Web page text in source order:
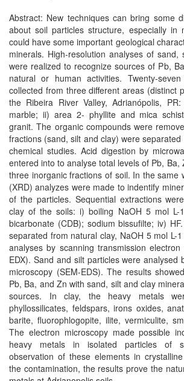
Abstract: New techniques can bring some
about soil particles structure, especially in
could have some important geological
minerals. High-resolution analyses of sand,
were realized to recognize sources of Pb,
natural or human activities. Twenty-
collected from three different areas (distinct
the Ribeira River Valley, Adrianópolis,
marble; ii) area 2- phyllite and mica
granit. The organic compounds were
fractions (sand, silt and clay) were
chemical studies. Acid digestion by
entered into to analyse total levels of Pb, Ba,
three inorganic fractions of soil. In the same
(XRD) analyzes were made to indentify
of the particles. Sequential extractions
clay of the soils: i) boiling NaOH 5 mol L-
bicarbonate (CDB); sodium bissufilte; iv)
separated from natural clay, NaOH 5 mol L-
analyses by scanning transmission
EDX). Sand and silt particles were analysed
microscopy (SEM-EDS). The results
Pb, Ba, and Zn with sand, silt and clay
sources. In clay, the heavy metals
phyllossilicates, feldspars, irons oxides,
barite, fluorophlogopite, ilite, vermiculite,
The electron microscopy made possible
heavy metals in isolated particles of
observation of these elements in
the contamination, the results prove the